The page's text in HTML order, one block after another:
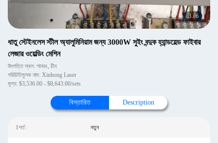
3 /6
ধাতু স্টেইনলেস স্টীল অ্যালুমিনিয়াম জন্য 3000W সুইং বন্দুক হ্যান্ডহেল্ড ফাইবার
লেজার ওয়েল্ডিং মেশিন
উৎপত্তি স্থল: শানডং, চীন
পরিচিতিমুলক নাম: Xinhong Laser
মূল্য: $3,536.00 - $8,643.00/sets
বিস্তারিত Description
1শর্ত: নতুন